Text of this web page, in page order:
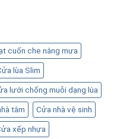
cuốn che nắng mưa
lùa Slim
lưới chống muỗi dạng lùa
tắm Cửa nhà vệ sinh
xếp nhựa